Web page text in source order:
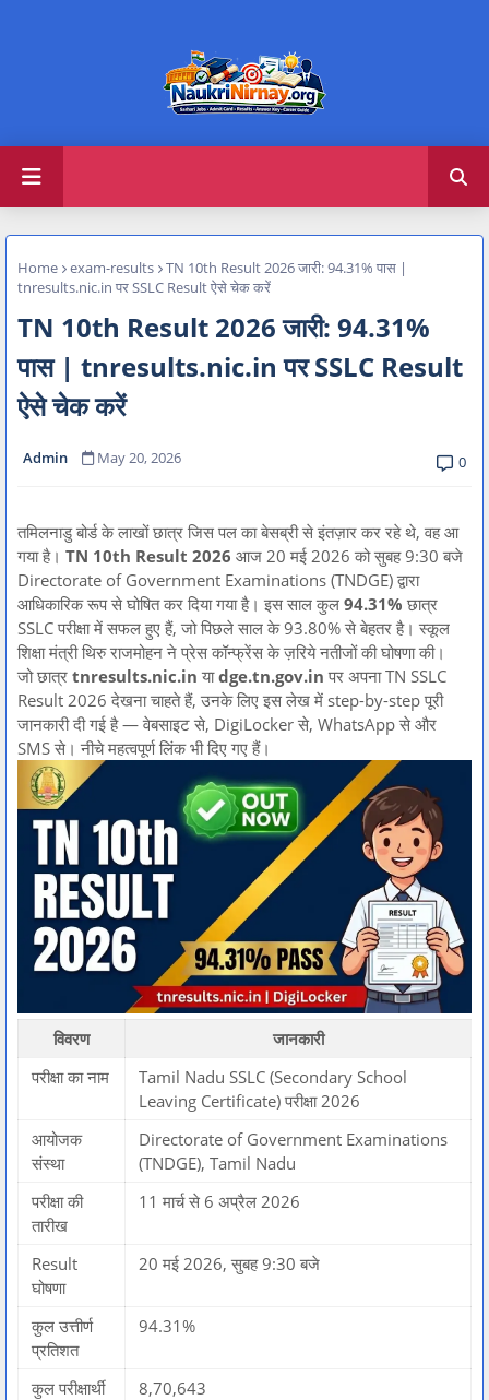
Home exam-results
TN 10th Result 2026 जारी: 94.31% पास |
tnresults.nic.in पर SSLC Result ऐसे चेक करें
TN 10th Result 2026 जारी: 94.31%
पास | tnresults.nic.in पर SSLC Result
ऐसे चेक करें
Admin May 20, 2026 0
तमिलनाडु बोर्ड के लाखों छात्र जिस पल का बेसब्री से इंतज़ार कर रहे थे, वह आ
गया है। TN 10th Result 2026 आज 20 मई 2026 को सुबह 9:30 बजे
Directorate of Government Examinations (TNDGE) द्वारा
आधिकारिक रूप से घोषित कर दिया गया है। इस साल कुल 94.31% छात्र
SSLC परीक्षा में सफल हुए हैं, जो पिछले साल के 93.80% से बेहतर है। स्कूल
शिक्षा मंत्री थिरु राजमोहन ने प्रेस कॉन्फ्रेंस के ज़रिये नतीजों की घोषणा की।
जो छात्र tnresults.nic.in याdge.tn.gov.in पर अपना TN SSLC
Result 2026 देखना चाहते हैं, उनके लिए इस लेख में step-by-step पूरी
जानकारी दी गई है — वेबसाइट से, DigiLocker से, WhatsApp से और
SMS से। नीचे महत्वपूर्ण लिंक भी दिए गए हैं।
विवरण
जानकारी
परीक्षा का नाम
Tamil Nadu SSLC (Secondary School
Leaving Certificate) परीक्षा 2026
आयोजक
संस्था
Directorate of Government Examinations
(TNDGE), Tamil Nadu
परीक्षा की
तारीख
11 मार्च से 6 अप्रैल 2026
Result
घोषणा
20 मई 2026, सुबह 9:30 बजे
कुल उत्तीर्ण
प्रतिशत
94.31%
कुल परीक्षार्थी
8,70,643